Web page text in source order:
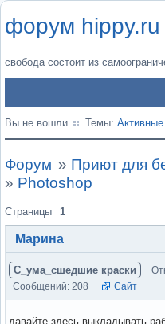
форум hippy.ru
свобода состоит из
Вы не вошли. Темы: Активные
Форум » Приют для
» Photoshop
Страницы 1
Марина
С_ума_сшедшие краски
Сообщений: 208
Сайт
давайте здесь выкладывать